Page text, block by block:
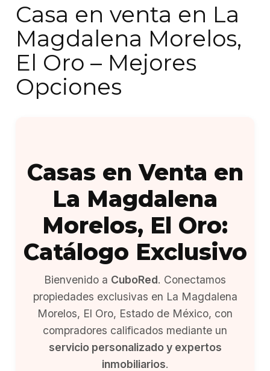
Casa en venta en La
Magdalena Morelos,
El Oro – Mejores
Opciones
Casas en Venta en
La Magdalena
Morelos, El Oro:
Catálogo Exclusivo
Bienvenido a CuboRed. Conectamos
propiedades exclusivas en La Magdalena
Morelos, El Oro, Estado de México, con
compradores calificados mediante un
servicio personalizado y expertos
inmobiliarios.